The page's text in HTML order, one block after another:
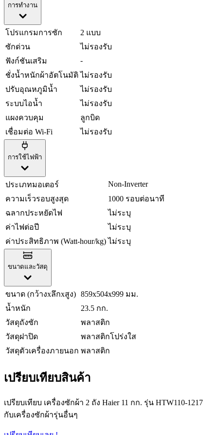
การทำงาน
โปรแกรมการซัก
2 แบบ
ซักด่วน
ไม่รองรับ
ฟังก์ชันเสริม
-
ชั่งน้ำหนักผ้าอัตโนมัติ ไม่รองรับ
ปรับอุณหภูมิน้ำ
ไม่รองรับ
ระบบไอน้ำ
ไม่รองรับ
แผงควบคุม
ลูกบิด
เชื่อมต่อ Wi-Fi
ไม่รองรับ
การใช้ไฟฟ้า
ประเภทมอเตอร์
Non-Inverter
ความเร็วรอบสูงสุด
1000 รอบต่อนาที
ฉลากประหยัดไฟ
ไม่ระบุ
ค่าไฟต่อปี
ไม่ระบุ
ค่าประสิทธิภาพ (Watt-hour/kg) ไม่ระบุ
ขนาดและวัสดุ
ขนาด (กว้างxลึกxสูง) 859x504x999 มม.
น้ำหนัก
23.5 กก.
วัสดุถังซัก
พลาสติก
วัสดุฝาปิด
พลาสติกโปร่งใส
วัสดุตัวเครื่องภายนอก พลาสติก
เปรียบเทียบสินค้า
เปรียบเทียบ เครื่องซักผ้า 2 ถัง Haier 11 กก. รุ่น HTW110-1217
กับเครื่องซักผ้ารุ่นอื่นๆ